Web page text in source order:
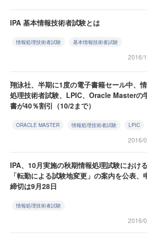
IPA 基本情報技術者試験とは
情報処理技術者試験 基本情報技術者試験
2016/
翔泳社、半期に1度の電子書籍セール中、
処理技術者試験、LPIC、Oracle Masterの
書が40％割引（10/2まで）
ORACLE MASTER 情報処理技術者試験 LPIC
2016/
IPA、10月実施の秋期情報処理試験における
「転勤による試験地変更」の案内を公表、
締切は9月28日
情報処理技術者試験
2016/